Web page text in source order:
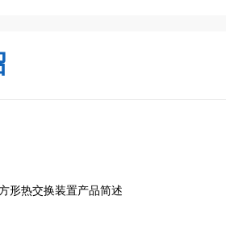
形热交换装置产品简述